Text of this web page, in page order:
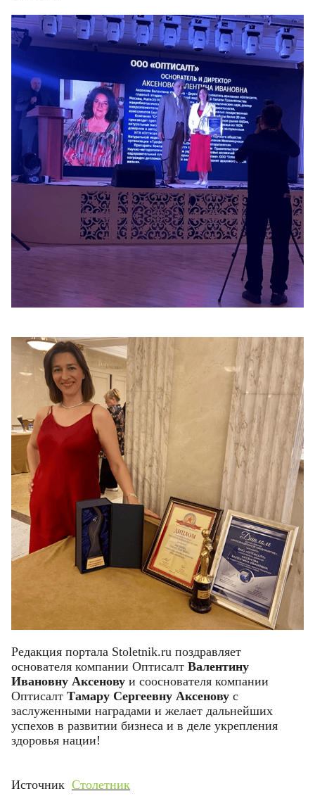
Редакция портала Stoletnik.ru поздравляет
основателя компании Оптисалт Валентину
Ивановну Аксенову и сооснователя компании
Оптисалт Тамару Сергеевну Аксенову с
заслуженными наградами и желает дальнейших
успехов в развитии бизнеса и в деле укрепления
здоровья нации!
Источник Столетник